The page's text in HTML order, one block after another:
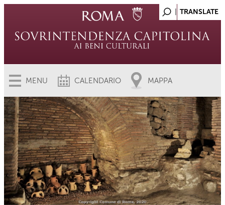
MENU CALENDARIO MAPPA